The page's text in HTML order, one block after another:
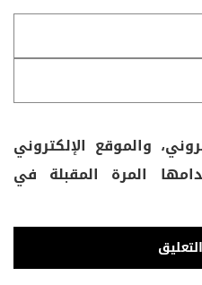
والموقع الإلكتروني
المرة المقبلة في